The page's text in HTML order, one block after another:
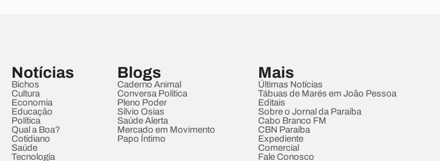
Notícias
Bichos
Cultura
Economia
Educação
Política
Qual a Boa?
Cotidiano
Saúde
Tecnologia
Blogs
Caderno Animal
Conversa Política
Pleno Poder
Sílvio Osias
Saúde Alerta
Mercado em Movimento
Papo Íntimo
Mais
Últimas Notícias
Tábuas de Marés em João Pessoa
Editais
Sobre o Jornal da Paraíba
Cabo Branco FM
CBN Paraíba
Expediente
Comercial
Fale Conosco